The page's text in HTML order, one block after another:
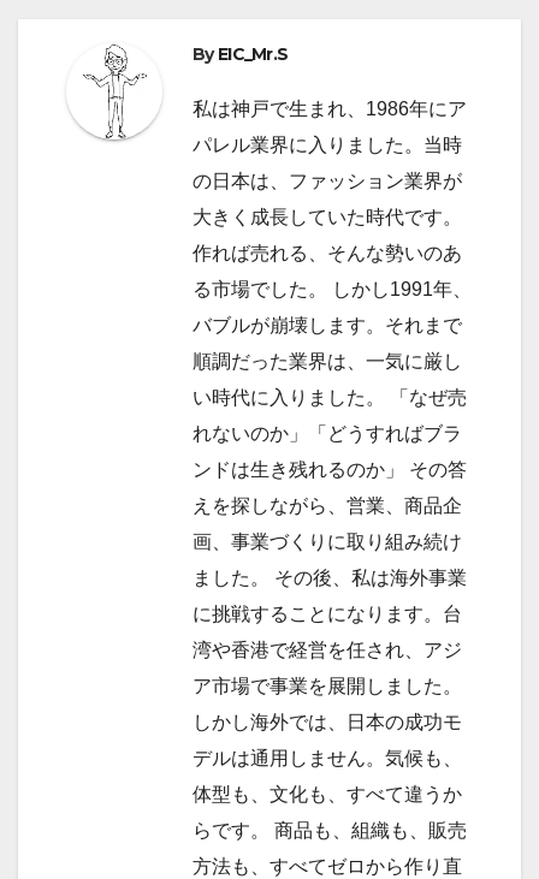
シ
ByEIC_Mr.S
私は神戸で生まれ、1986年にア
パレル業界に入りました。当時
の日本は、ファッション業界が
大きく成長していた時代です。
作れば売れる、そんな勢いのあ
る市場でした。 しかし1991年、
バブルが崩壊します。それまで
順調だった業界は、一気に厳し
い時代に入りました。 「なぜ売
れないのか」「どうすればブラ
ンドは生き残れるのか」 その答
えを探しながら、営業、商品企
画、事業づくりに取り組み続け
ました。 その後、私は海外事業
に挑戦することになります。台
湾や香港で経営を任され、アジ
ア市場で事業を展開しました。
しかし海外では、日本の成功モ
デルは通用しません。気候も、
体型も、文化も、すべて違うか
らです。 商品も、組織も、販売
方法も、すべてゼロから作り直